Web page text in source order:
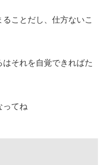
ことだし、仕方ないこ
それを自覚できればた
てね